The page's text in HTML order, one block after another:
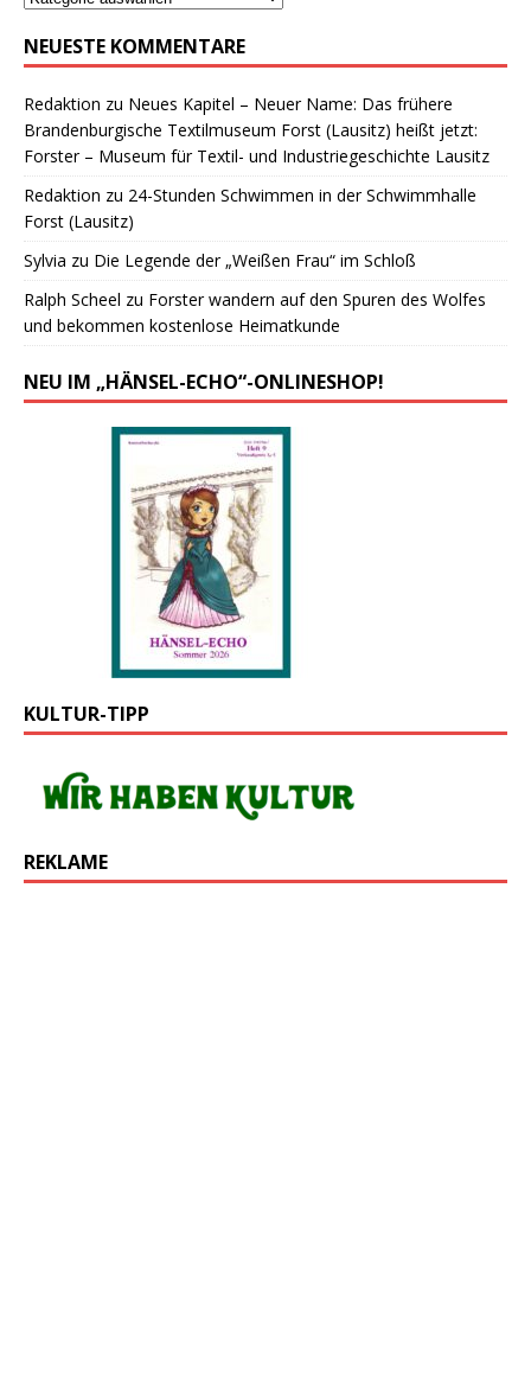
NEUESTE KOMMENTARE
Redaktion zu Neues Kapitel – Neuer Name: Das frühere
Brandenburgische Textilmuseum Forst (Lausitz) heißt jetzt:
Forster – Museum für Textil- und Industriegeschichte Lausitz
Redaktion zu 24-Stunden Schwimmen in der Schwimmhalle
Forst (Lausitz)
Sylvia zu Die Legende der „Weißen Frau“ im Schloß
Ralph Scheel zu Forster wandern auf den Spuren des Wolfes
und bekommen kostenlose Heimatkunde
NEU IM „HÄNSEL-ECHO“-ONLINESHOP!
KULTUR-TIPP
REKLAME